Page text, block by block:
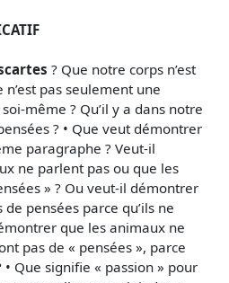
? Que notre corps n’est
n’est pas seulement une
même ? Qu’il y a dans notre
? • Que veut démontrer
paragraphe ? Veut-il
ne parlent pas ou que les
» ? Ou veut-il démontrer
pensées parce qu’ils ne
que les animaux ne
pas de « pensées », parce
• Que signifie « passion » pour